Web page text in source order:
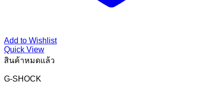
Add to Wishlist
Quick View
สินค้าหมดแล้ว
G-SHOCK